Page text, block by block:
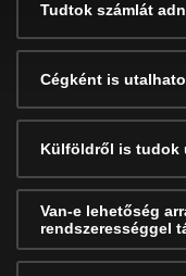
Tudtok számlát
Cégként is
Külföldről is tudok
Van-e lehetőség
rendszerességgel